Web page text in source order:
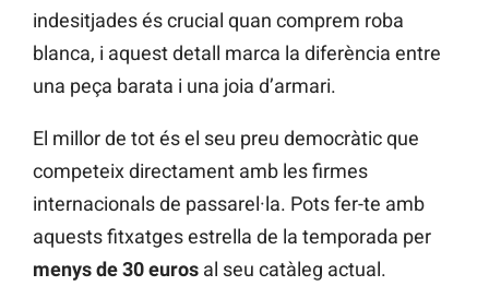
indesitjades és crucial quan comprem roba
blanca, i aquest detall marca la diferència entre
una peça barata i una joia d’armari.
El millor de tot és el seu preu democràtic que
competeix directament amb les firmes
internacionals de passarel·la. Pots fer-te amb
aquests fitxatges estrella de la temporada per
menys de 30 euros al seu catàleg actual.